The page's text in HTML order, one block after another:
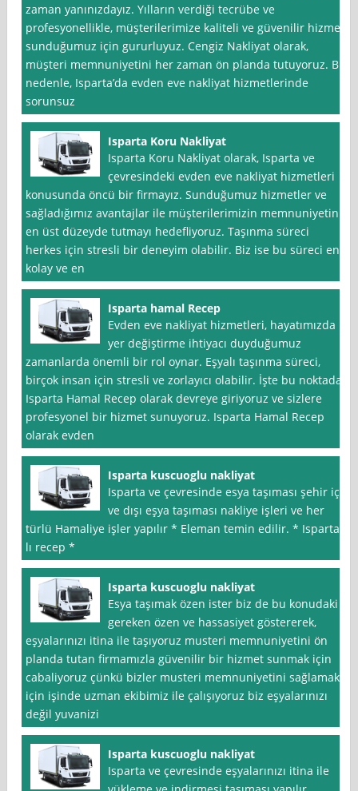
zaman yanınızdayız. Yılların verdiği tecrübe ve
profesyonellikle, müşterilerimize kaliteli ve güvenilir hizmet
sunduğumuz için gururluyuz. Cengiz Nakliyat olarak,
müşteri memnuniyetini her zaman ön planda tutuyoruz. Bu
nedenle, Isparta’da evden eve nakliyat hizmetlerinde
sorunsuz
Isparta Koru Nakliyat
Isparta Koru Nakliyat olarak, Isparta ve
çevresindeki evden eve nakliyat hizmetleri
konusunda öncü bir firmayız. Sunduğumuz hizmetler ve
sağladığımız avantajlar ile müşterilerimizin memnuniyetini
en üst düzeyde tutmayı hedefliyoruz. Taşınma süreci
herkes için stresli bir deneyim olabilir. Biz ise bu süreci en
kolay ve en
Isparta hamal Recep
Evden eve nakliyat hizmetleri, hayatımızda
yer değiştirme ihtiyacı duyduğumuz
zamanlarda önemli bir rol oynar. Eşyalı taşınma süreci,
birçok insan için stresli ve zorlayıcı olabilir. İşte bu noktada
Isparta Hamal Recep olarak devreye giriyoruz ve sizlere
profesyonel bir hizmet sunuyoruz. Isparta Hamal Recep
olarak evden
Isparta kuscuoglu nakliyat
Isparta ve çevresinde esya taşıması şehir içi
ve dışı eşya taşıması nakliye işleri ve her
türlü Hamaliye işler yapılır * Eleman temin edilir. * Isparta
lı recep *
Isparta kuscuoglu nakliyat
Esya taşımak özen ister biz de bu konudaki
gereken özen ve hassasiyet göstererek,
eşyalarınızı itina ile taşıyoruz musteri memnuniyetini ön
planda tutan firmamızla güvenilir bir hizmet sunmak için
cabaliyoruz çünkü bizler musteri memnuniyetini sağlamak
için işinde uzman ekibimiz ile çalışıyoruz biz eşyalarınızı
değil yuvanizi
Isparta kuscuoglu nakliyat
Isparta ve çevresinde eşyalarınızı itina ile